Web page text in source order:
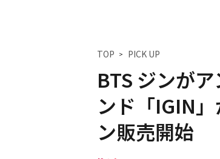
TOP PICK UP
BTS ジンが
ンド「IGIN
ン販売開始